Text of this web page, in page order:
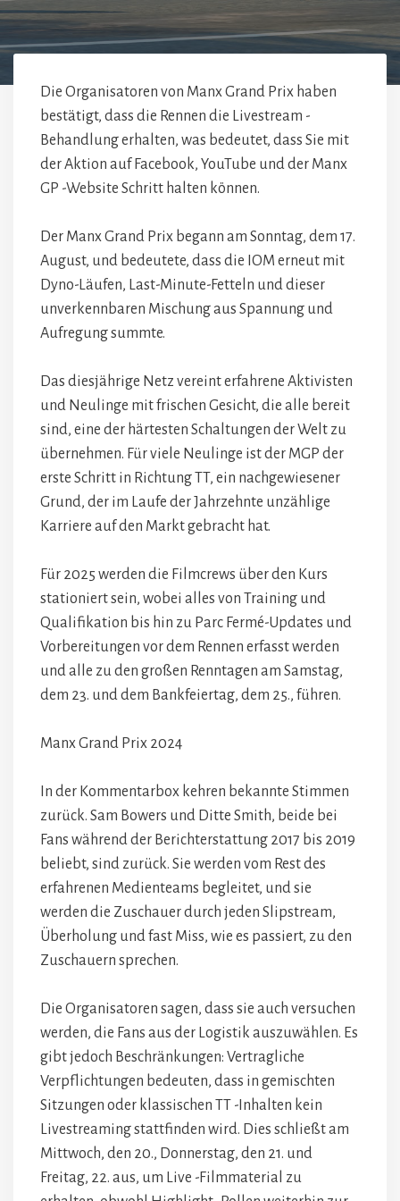
Die Organisatoren von Manx Grand Prix haben
bestätigt, dass die Rennen die Livestream -
Behandlung erhalten, was bedeutet, dass Sie mit
der Aktion auf Facebook, YouTube und der Manx
GP -Website Schritt halten können.
Der Manx Grand Prix begann am Sonntag, dem 17.
August, und bedeutete, dass die IOM erneut mit
Dyno-Läufen, Last-Minute-Fetteln und dieser
unverkennbaren Mischung aus Spannung und
Aufregung summte.
Das diesjährige Netz vereint erfahrene Aktivisten
und Neulinge mit frischen Gesicht, die alle bereit
sind, eine der härtesten Schaltungen der Welt zu
übernehmen. Für viele Neulinge ist der MGP der
erste Schritt in Richtung TT, ein nachgewiesener
Grund, der im Laufe der Jahrzehnte unzählige
Karriere auf den Markt gebracht hat.
Für 2025 werden die Filmcrews über den Kurs
stationiert sein, wobei alles von Training und
Qualifikation bis hin zu Parc Fermé-Updates und
Vorbereitungen vor dem Rennen erfasst werden
und alle zu den großen Renntagen am Samstag,
dem 23. und dem Bankfeiertag, dem 25., führen.
Manx Grand Prix 2024
In der Kommentarbox kehren bekannte Stimmen
zurück. Sam Bowers und Ditte Smith, beide bei
Fans während der Berichterstattung 2017 bis 2019
beliebt, sind zurück. Sie werden vom Rest des
erfahrenen Medienteams begleitet, und sie
werden die Zuschauer durch jeden Slipstream,
Überholung und fast Miss, wie es passiert, zu den
Zuschauern sprechen.
Die Organisatoren sagen, dass sie auch versuchen
werden, die Fans aus der Logistik auszuwählen. Es
gibt jedoch Beschränkungen: Vertragliche
Verpflichtungen bedeuten, dass in gemischten
Sitzungen oder klassischen TT -Inhalten kein
Livestreaming stattfinden wird. Dies schließt am
Mittwoch, den 20., Donnerstag, den 21. und
Freitag, 22. aus, um Live -Filmmaterial zu